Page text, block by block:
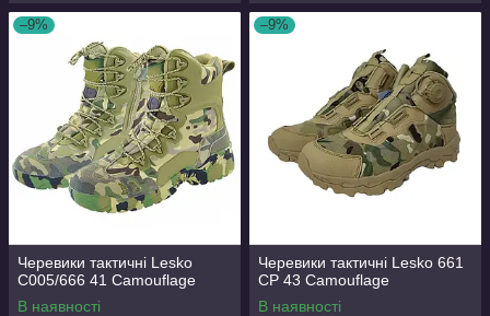
–9%
Черевики тактичні Lesko
C005/666 41 Camouflage
В наявності
–9%
Черевики тактичні Lesko 661
CP 43 Camouflage
В наявності